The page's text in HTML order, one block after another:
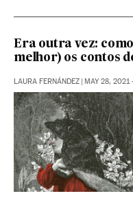
Era outra vez:
melhor) os contos
LAURA FERNÁNDEZ MAY 28, 2021